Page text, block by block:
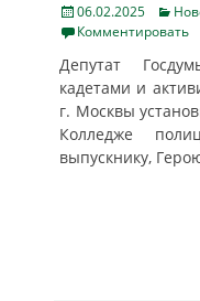
Posted
on
06.02.2025
Комментировать
Депутат
кадетами и
г. Москвы
Колледже
выпускнику,